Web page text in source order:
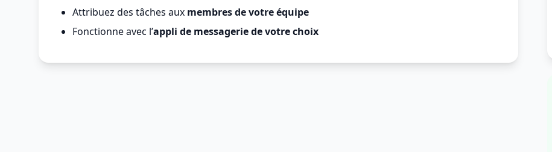
Attribuez des tâches aux membres de votre équipe
Fonctionne avec l’appli de messagerie de votre choix